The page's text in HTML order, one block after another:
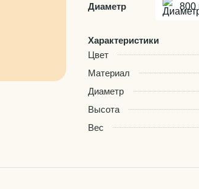
Диаметр 800
Характеристики
Цвет
Материал
Диаметр
Высота
Вес